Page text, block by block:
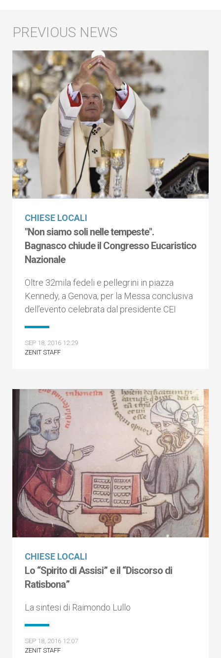
CHIESE LOCALI
"Non siamo soli nelle tempeste".
Bagnasco chiude il Congresso Eucaristico
Nazionale
Oltre 32mila fedeli e pellegrini in piazza
Kennedy, a Genova, per la Messa conclusiva
dell’evento celebrata dal presidente CEI
SEP 18, 2016 12:29
ZENIT STAFF
CHIESE LOCALI
Lo “Spirito di Assisi” e il “Discorso di
Ratisbona”
La sintesi di Raimondo Lullo
SEP 18, 2016 12:07
ZENIT STAFF